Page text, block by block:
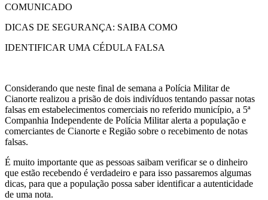
COMUNICADO
DICAS DE SEGURANÇA: SAIBA COMO
IDENTIFICAR UMA CÉDULA FALSA
Considerando que neste final de semana a Polícia Militar de
Cianorte realizou a prisão de dois indivíduos tentando passar notas
falsas em estabelecimentos comerciais no referido município, a 5ª
Companhia Independente de Polícia Militar alerta a população e
comerciantes de Cianorte e Região sobre o recebimento de notas
falsas.
É muito importante que as pessoas saibam verificar se o dinheiro
que estão recebendo é verdadeiro e para isso passaremos algumas
dicas, para que a população possa saber identificar a autenticidade
de uma nota.